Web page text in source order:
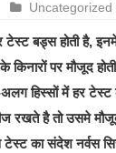
Uncategorized
टेस्ट बड्स होती है,
पर मौजूद
हिस्सों में हर टेस्ट
रखते है तो उसमे
का संदेश नर्वस